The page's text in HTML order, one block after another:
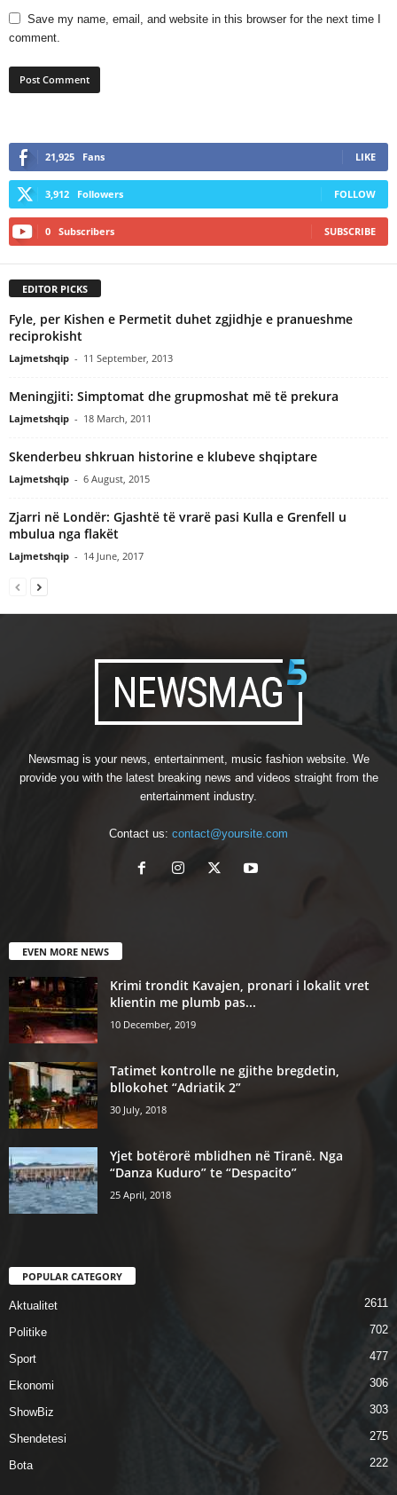
Save my name, email, and website in this browser for the next time I
comment.
21,925 Fans LIKE
3,912 Followers FOLLOW
0 Subscribers SUBSCRIBE
EDITOR PICKS
Fyle, per Kishen e Permetit duhet zgjidhje e pranueshme
reciprokisht
Lajmetshqip - 11 September, 2013
Meningjiti: Simptomat dhe grupmoshat më të prekura
Lajmetshqip - 18 March, 2011
Skenderbeu shkruan historine e klubeve shqiptare
Lajmetshqip - 6 August, 2015
Zjarri në Londër: Gjashtë të vrarë pasi Kulla e Grenfell u
mbulua nga flakët
Lajmetshqip - 14 June, 2017
Newsmag is your news, entertainment, music fashion website. We
provide you with the latest breaking news and videos straight from the
entertainment industry.
Contact us: contact@yoursite.com
EVEN MORE NEWS
Krimi trondit Kavajen, pronari i lokalit vret
klientin me plumb pas...
10 December, 2019
Tatimet kontrolle ne gjithe bregdetin,
bllokohet “Adriatik 2”
30 July, 2018
Yjet botërorë mblidhen në Tiranë. Nga
“Danza Kuduro” te “Despacito”
25 April, 2018
POPULAR CATEGORY
Aktualitet 2611
Politike 702
Sport 477
Ekonomi 306
ShowBiz 303
Shendetesi 275
Bota 222